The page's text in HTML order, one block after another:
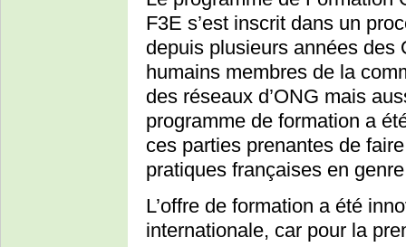
F3E s’est inscrit dans un
depuis plusieurs années des
humains membres de la
des réseaux d’ONG mais
programme de formation a
ces parties prenantes de
pratiques françaises en
L’offre de formation a été
internationale, car pour la